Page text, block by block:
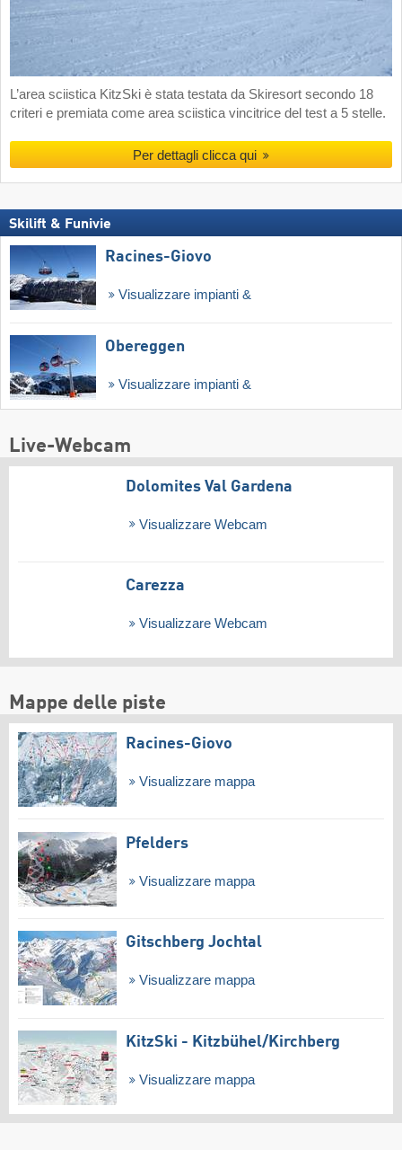
L’area sciistica KitzSki è stata testata da Skiresort secondo 18
criteri e premiata come area sciistica vincitrice del test a 5 stelle.
Per dettagli clicca qui
Skilift & Funivie
Racines-Giovo
Visualizzare impianti &
Obereggen
Visualizzare impianti &
Live-Webcam
Dolomites Val Gardena
Visualizzare Webcam
Carezza
Visualizzare Webcam
Mappe delle piste
Racines-Giovo
Visualizzare mappa
Pfelders
Visualizzare mappa
Gitschberg Jochtal
Visualizzare mappa
KitzSki - Kitzbühel/​Kirchberg
Visualizzare mappa